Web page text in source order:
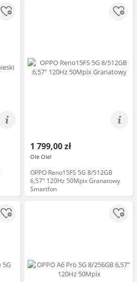
1 799,00 zł
Ole Ole!
OPPO Reno15FS 5G 8/512GB
6,57" 120Hz 50Mpix Granatowy
Smartfon